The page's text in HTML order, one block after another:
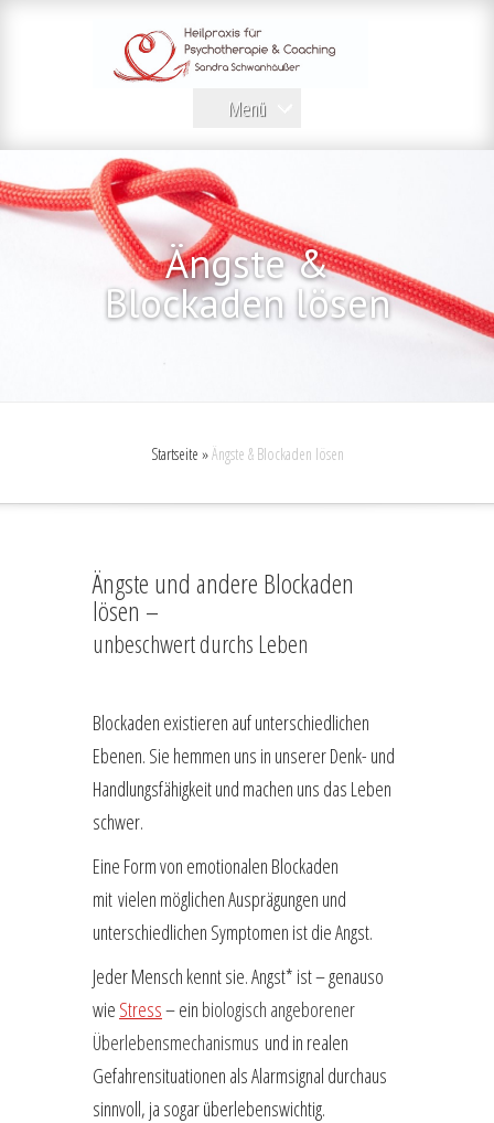
Menü
Ängste &
Blockaden lösen
Startseite »Ängste & Blockaden lösen
Ängste und andere Blockaden
lösen –
unbeschwert durchs Leben
Blockaden existieren auf unterschiedlichen
Ebenen. Sie hemmen uns in unserer Denk- und
Handlungsfähigkeit und machen uns das Leben
schwer.
Eine Form von emotionalen Blockaden
mit vielen möglichen Ausprägungen und
unterschiedlichen Symptomen ist die Angst.
Jeder Mensch kennt sie. Angst* ist – genauso
wie Stress– ein biologisch angeborener
Überlebensmechanismus und in realen
Gefahrensituationen als Alarmsignal durchaus
sinnvoll, ja sogar überlebenswichtig.